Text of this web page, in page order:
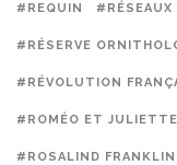
#REQUIN #RÉSEAUX
#RÉSERVE
#RÉVOLUTION
#ROMÉO ET JULIETTE
#ROSALIND FRANKLIN